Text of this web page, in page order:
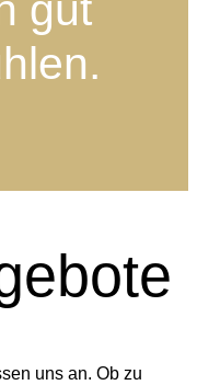
uns an. Ob zu